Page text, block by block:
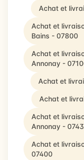
Achat et
Achat et
Bains - 07800
Achat et
Annonay -
Achat et
Achat et
Achat et
Annonay -
Achat et
07400